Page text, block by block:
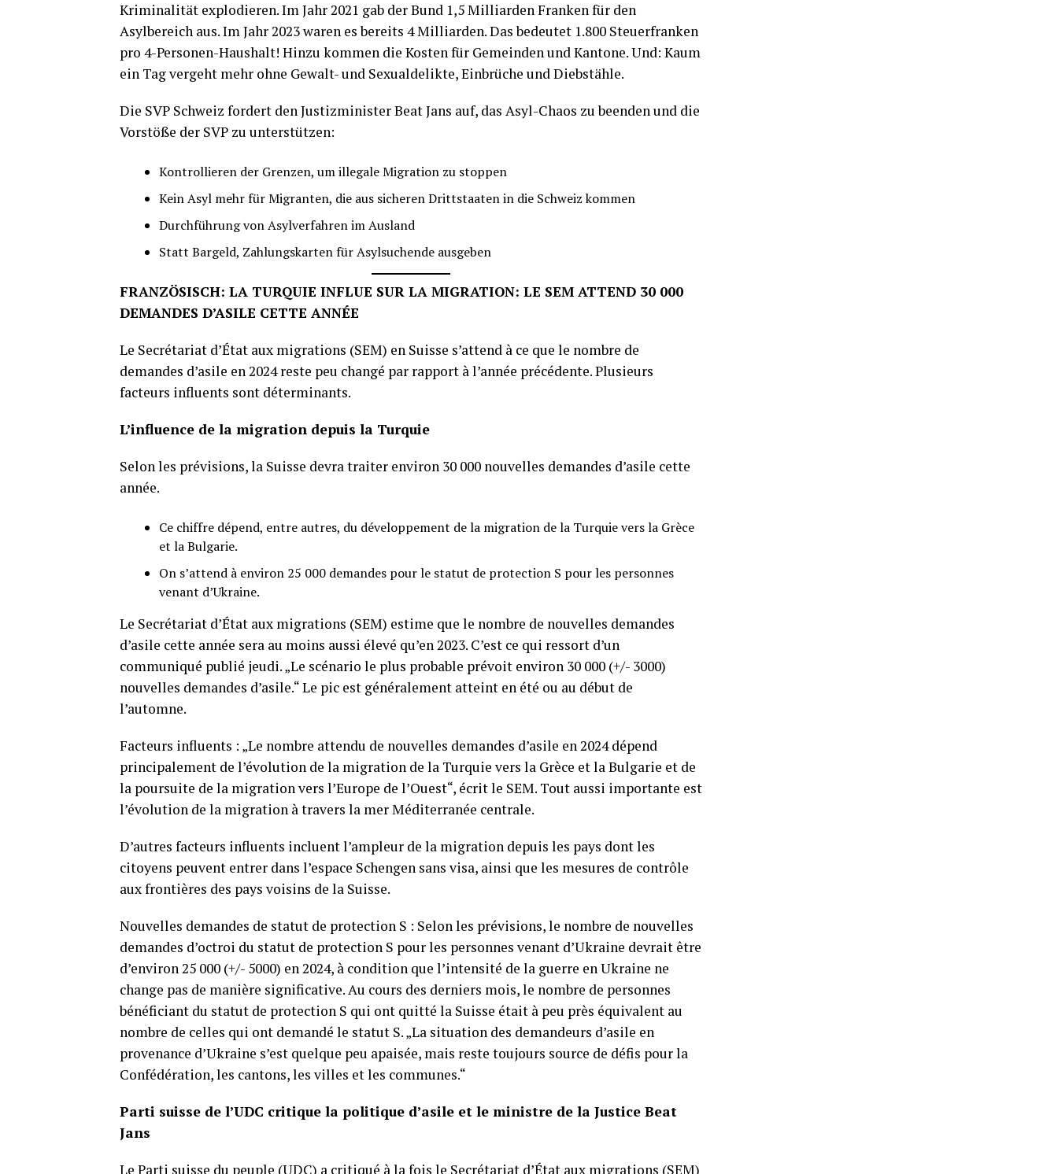
Kriminalität explodieren. Im Jahr 2021 gab der Bund 1,5 Milliarden Franken für den
Asylbereich aus. Im Jahr 2023 waren es bereits 4 Milliarden. Das bedeutet 1.800 Steuerfranken
pro 4-Personen-Haushalt! Hinzu kommen die Kosten für Gemeinden und Kantone. Und: Kaum
ein Tag vergeht mehr ohne Gewalt- und Sexualdelikte, Einbrüche und Diebstähle.
Die SVP Schweiz fordert den Justizminister Beat Jans auf, das Asyl-Chaos zu beenden und die
Vorstöße der SVP zu unterstützen:
Kontrollieren der Grenzen, um illegale Migration zu stoppen
Kein Asyl mehr für Migranten, die aus sicheren Drittstaaten in die Schweiz kommen
Durchführung von Asylverfahren im Ausland
Statt Bargeld, Zahlungskarten für Asylsuchende ausgeben
FRANZÖSISCH: LA TURQUIE INFLUE SUR LA MIGRATION: LE SEM ATTEND 30 000
DEMANDES D’ASILE CETTE ANNÉE
Le Secrétariat d’État aux migrations (SEM) en Suisse s’attend à ce que le nombre de
demandes d’asile en 2024 reste peu changé par rapport à l’année précédente. Plusieurs
facteurs influents sont déterminants.
L’influence de la migration depuis la Turquie
Selon les prévisions, la Suisse devra traiter environ 30 000 nouvelles demandes d’asile cette
année.
Ce chiffre dépend, entre autres, du développement de la migration de la Turquie vers la Grèce
et la Bulgarie.
On s’attend à environ 25 000 demandes pour le statut de protection S pour les personnes
venant d’Ukraine.
Le Secrétariat d’État aux migrations (SEM) estime que le nombre de nouvelles demandes
d’asile cette année sera au moins aussi élevé qu’en 2023. C’est ce qui ressort d’un
communiqué publié jeudi. „Le scénario le plus probable prévoit environ 30 000 (+/- 3000)
nouvelles demandes d’asile.“ Le pic est généralement atteint en été ou au début de
l’automne.
Facteurs influents : „Le nombre attendu de nouvelles demandes d’asile en 2024 dépend
principalement de l’évolution de la migration de la Turquie vers la Grèce et la Bulgarie et de
la poursuite de la migration vers l’Europe de l’Ouest“, écrit le SEM. Tout aussi importante est
l’évolution de la migration à travers la mer Méditerranée centrale.
D’autres facteurs influents incluent l’ampleur de la migration depuis les pays dont les
citoyens peuvent entrer dans l’espace Schengen sans visa, ainsi que les mesures de contrôle
aux frontières des pays voisins de la Suisse.
Nouvelles demandes de statut de protection S : Selon les prévisions, le nombre de nouvelles
demandes d’octroi du statut de protection S pour les personnes venant d’Ukraine devrait être
d’environ 25 000 (+/- 5000) en 2024, à condition que l’intensité de la guerre en Ukraine ne
change pas de manière significative. Au cours des derniers mois, le nombre de personnes
bénéficiant du statut de protection S qui ont quitté la Suisse était à peu près équivalent au
nombre de celles qui ont demandé le statut S. „La situation des demandeurs d’asile en
provenance d’Ukraine s’est quelque peu apaisée, mais reste toujours source de défis pour la
Confédération, les cantons, les villes et les communes.“
Parti suisse de l’UDC critique la politique d’asile et le ministre de la Justice Beat
Jans
Le Parti suisse du peuple (UDC) a critiqué à la fois le Secrétariat d’État aux migrations (SEM)